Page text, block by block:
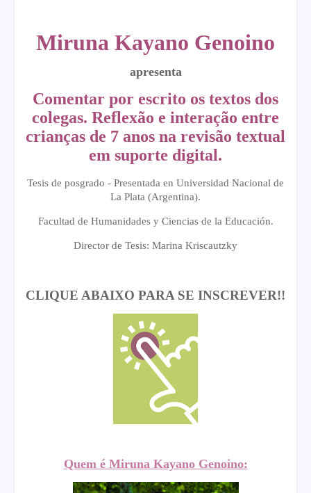
Miruna Kayano Genoino
apresenta
Comentar por escrito os textos dos
colegas. Reflexão e interação entre
crianças de 7 anos na revisão textual
em suporte digital.
Tesis de posgrado - Presentada en Universidad Nacional de
La Plata (Argentina).
Facultad de Humanidades y Ciencias de la Educación.
Director de Tesis: Marina Kriscautzky
CLIQUE ABAIXO PARA SE INSCREVER!!
Quem é Miruna Kayano Genoino: